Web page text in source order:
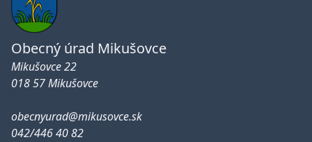
Obecný úrad Mikušovce
Mikušovce 22
018 57 Mikušovce
obecnyurad@mikusovce.sk
042/446 40 82